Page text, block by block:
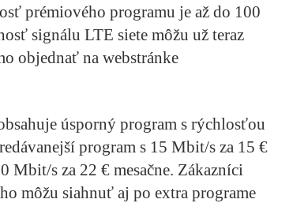
prémiového programu je až do 100
signálu LTE siete môžu už teraz
objednať na webstránke
úsporný program s rýchlosťou
program s 15 Mbit/s za 15 €
Mbit/s za 22 € mesačne. Zákazníci
môžu siahnuť aj po extra programe